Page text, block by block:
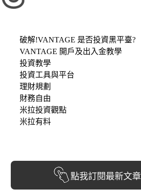
破解!VANTAGE 是否投資黑平臺?
VANTAGE 開戶及出入金教學
投資教學
投資工具與平台
理財規劃
財務自由
米拉投資觀點
米拉有料
點我訂閱最新文章